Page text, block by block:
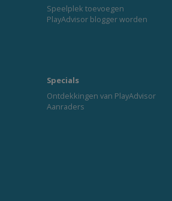
Speelplek toevoegen
PlayAdvisor blogger worden
Specials
Ontdekkingen van PlayAdvisor
Aanraders